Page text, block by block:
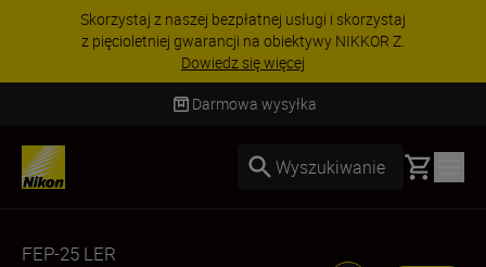
Skorzystaj z naszej bezpłatnej usługi i skorzystaj
z pięcioletniej gwarancji na obiektywy NIKKOR Z.
Dowiedz się więcej
Darmowa wysyłka
Wyszukiwanie Basket
FEP-25 LER